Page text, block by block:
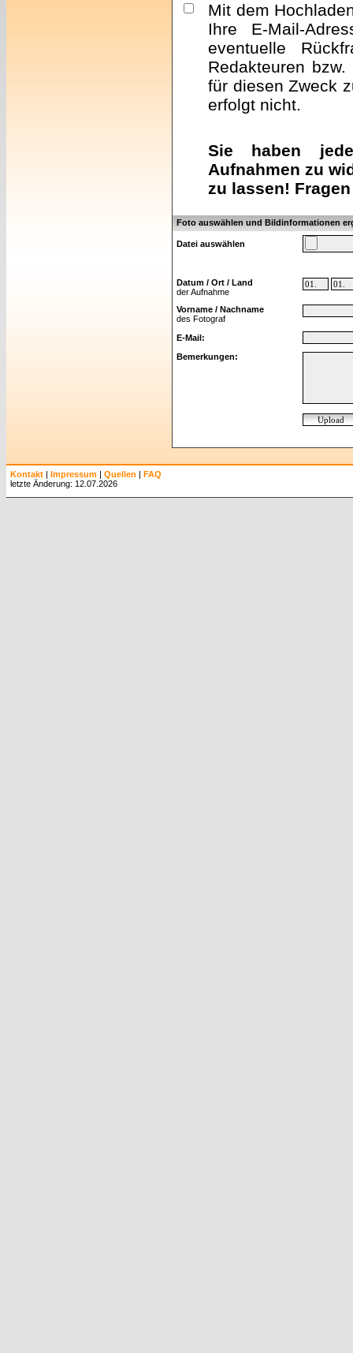
Mit dem
Ihre E-Mail-
eventuelle
Redakteuren
für diesen Zweck
erfolgt nicht.
Sie haben
Aufnahmen zu
zu lassen!
Foto auswählen und Bildinformationen
Datei auswählen
Datum / Ort / Land
der Aufnahme
Vorname / Nachname
des Fotograf
E-Mail:
Bemerkungen:
Kontakt | Impressum | Quellen | FAQ
letzte Änderung: 12.07.2026